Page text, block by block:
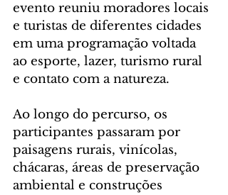
evento reuniu moradores locais
e turistas de diferentes cidades
em uma programação voltada
ao esporte, lazer, turismo rural
e contato com a natureza.
Ao longo do percurso, os
participantes passaram por
paisagens rurais, vinícolas,
chácaras, áreas de preservação
ambiental e construções